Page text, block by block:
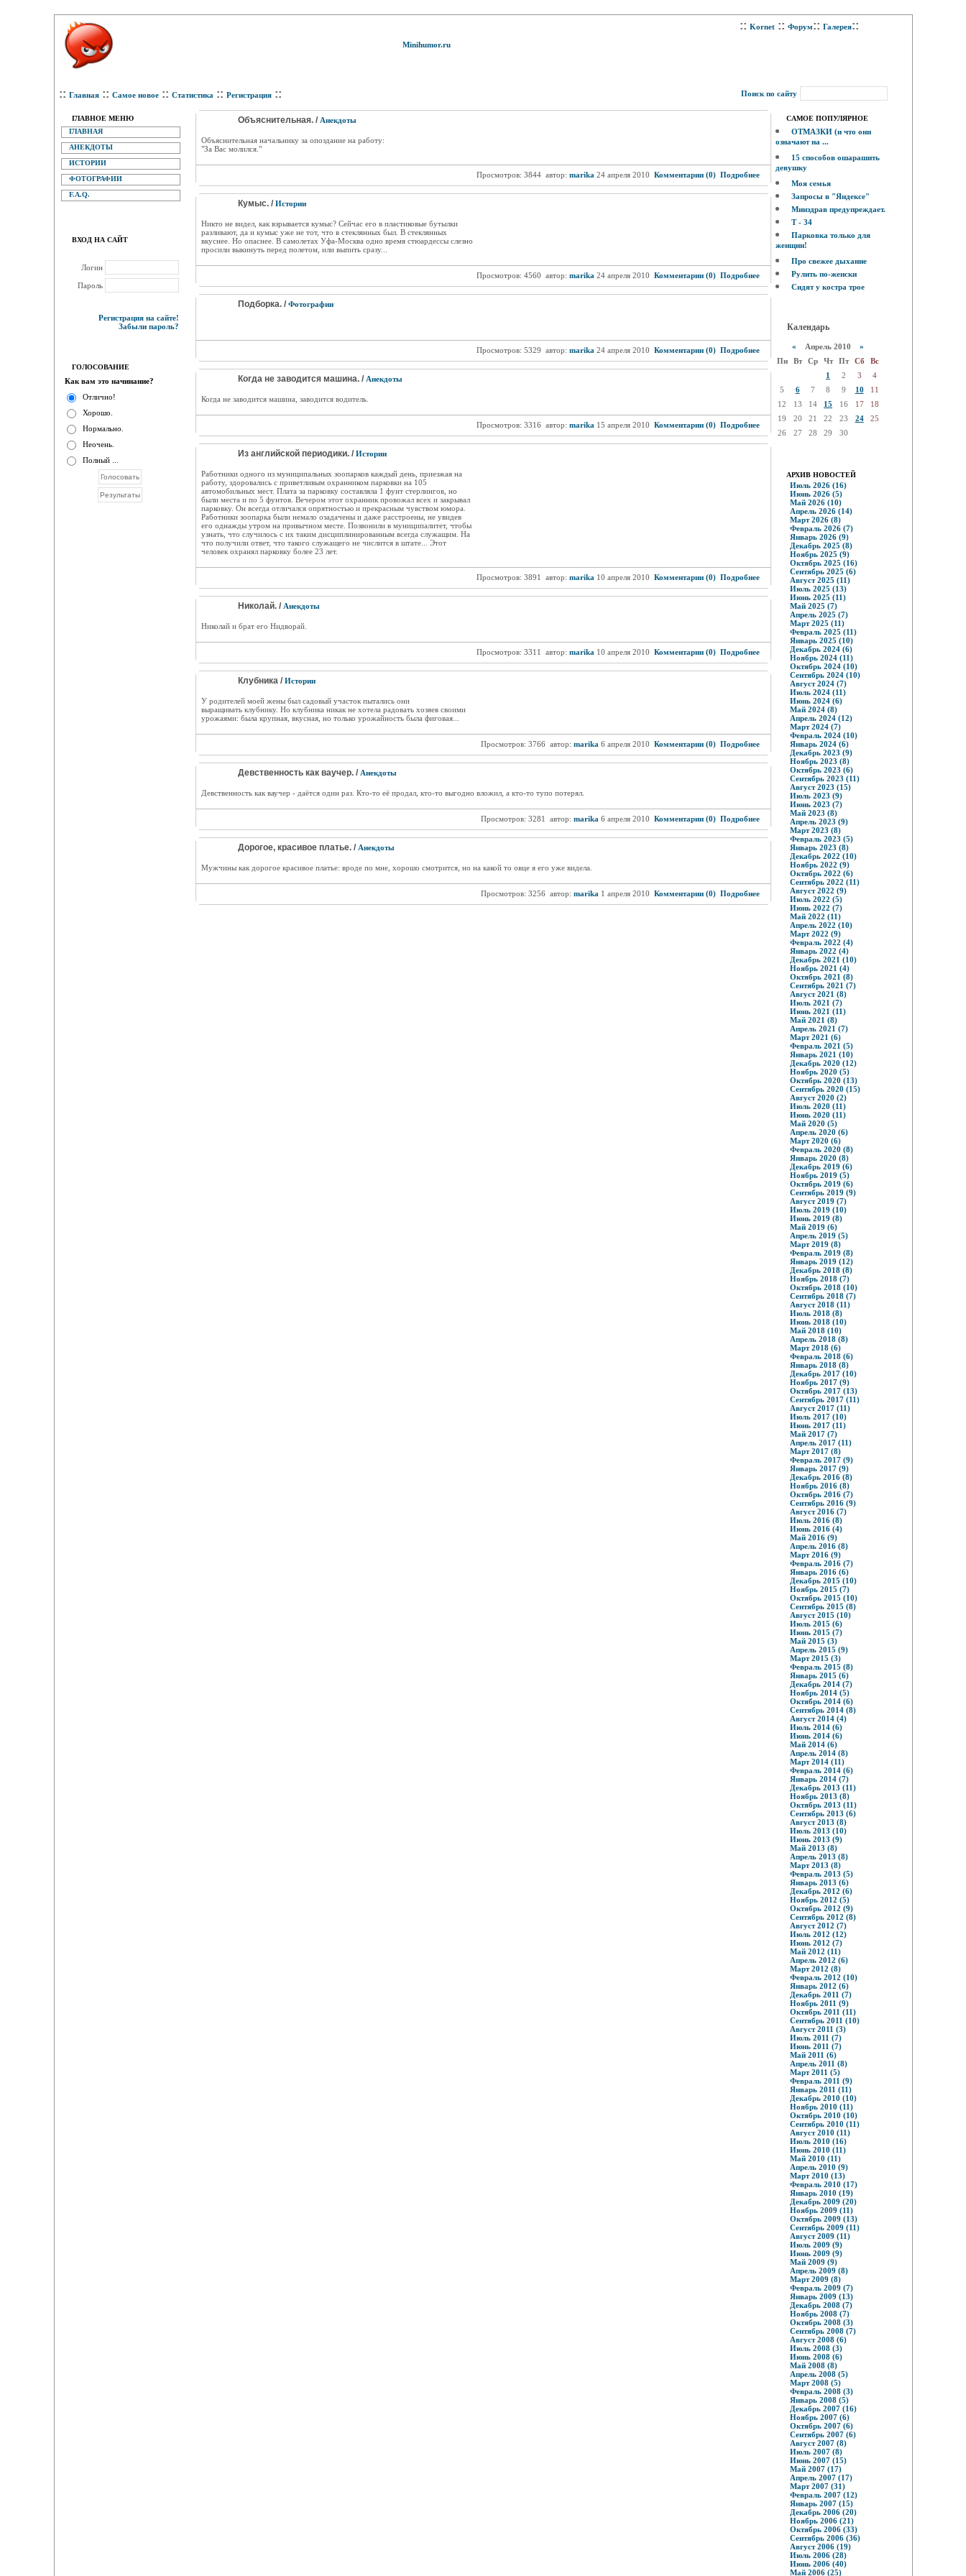
Minihumor.ru
:: Kornet :: Форум:: Галерея::
:: Главная :: Самое новое :: Статистика :: Регистрация :: Поиск по сайту
ГЛАВНОЕ МЕНЮ
ГЛАВНАЯ
АНЕКДОТЫ
ИСТОРИИ
ФОТОГРАФИИ
F.A.Q.
ВХОД НА САЙТ
Логин
Пароль
Регистрация на сайте!
Забыли пароль?
ГОЛОСОВАНИЕ
Как вам это начинание?
Отлично!
Хорошо.
Нормально.
Неочень.
Полный ...
Объяснительная. / Анекдоты
Объяснительная начальнику за опоздание на работу:
"За Вас молился."
Просмотров: 3844 автор: marika 24 апреля 2010 Комментарии (0) Подробнее
Кумыс. / Истории
Никто не видел, как взрывается кумыс? Сейчас его в пластиковые бутылки
разливают, да и кумыс уже не тот, что в стеклянных был. В стеклянных
вкуснее. Но опаснее. В самолетах Уфа-Москва одно время стюардессы слезно
просили выкинуть перед полетом, или выпить сразу...
Просмотров: 4560 автор: marika 24 апреля 2010 Комментарии (0) Подробнее
Подборка. / Фотографии
Просмотров: 5329 автор: marika 24 апреля 2010 Комментарии (0) Подробнее
Когда не заводится машина. / Анекдоты
Когда не заводится машина, заводится водитель.
Просмотров: 3316 автор: marika 15 апреля 2010 Комментарии (0) Подробнее
Из английской периодики. / Истории
Работники одного из муниципальных зоопарков каждый день, приезжая на
работу, здоровались с приветливым охранником парковки на 105
автомобильных мест. Плата за парковку составляла 1 фунт стерлингов, но
были места и по 5 фунтов. Вечером этот охранник провожал всех и закрывал
парковку. Он всегда отличался опрятностью и прекрасным чувством юмора.
Работники зоопарка были немало озадачены и даже расстроены, не увидев
его однажды утром на привычном месте. Позвонили в муниципалитет, чтобы
узнать, что случилось с их таким дисциплинированным всегда служащим. На
что получили ответ, что такого служащего не числится в штате... Этот
человек охранял парковку более 23 лет.
Просмотров: 3891 автор: marika 10 апреля 2010 Комментарии (0) Подробнее
Николай. / Анекдоты
Николай и брат его Нидворай.
Просмотров: 3311 автор: marika 10 апреля 2010 Комментарии (0) Подробнее
Клубника / Истории
У родителей моей жены был садовый участок пытались они
выращивать клубнику. Но клубника никак не хотела радовать хозяев своими
урожаями: была крупная, вкусная, но только урожайность была фиговая...
Просмотров: 3766 автор: marika 6 апреля 2010 Комментарии (0) Подробнее
Девственность как ваучер. / Анекдоты
Девственность как ваучер - даётся один раз. Кто-то её продал, кто-то выгодно вложил, а кто-то тупо потерял.
Просмотров: 3281 автор: marika 6 апреля 2010 Комментарии (0) Подробнее
Дорогое, красивое платье. / Анекдоты
Мужчины как дорогое красивое платье: вроде по мне, хорошо смотрится, но на какой то овце я его уже видела.
Просмотров: 3256 автор: marika 1 апреля 2010 Комментарии (0) Подробнее
САМОЕ ПОПУЛЯРНОЕ
ОТМАЗКИ (и что они
означают на ...
15 способов ошарашить
девушку
Моя семья
Запросы в "Яндексе"
Минздрав предупреждает.
Т - 34
Парковка только для
женщин!
Про свежее дыхание
Рулить по-женски
Сидят у костра трое
Календарь
« Апрель 2010 »
Пн
Вт Ср Чт Пт Сб
Вс
1
2 3
4
5
6 7 8 9 10
11
12
13 14 15 16 17
18
19
20 21 22 23 24
25
26
27 28 29 30
АРХИВ НОВОСТЕЙ
Июль 2026 (16)
Июнь 2026 (5)
Май 2026 (10)
Апрель 2026 (14)
Март 2026 (8)
Февраль 2026 (7)
Январь 2026 (9)
Декабрь 2025 (8)
Ноябрь 2025 (9)
Октябрь 2025 (16)
Сентябрь 2025 (6)
Август 2025 (11)
Июль 2025 (13)
Июнь 2025 (11)
Май 2025 (7)
Апрель 2025 (7)
Март 2025 (11)
Февраль 2025 (11)
Январь 2025 (10)
Декабрь 2024 (6)
Ноябрь 2024 (11)
Октябрь 2024 (10)
Сентябрь 2024 (10)
Август 2024 (7)
Июль 2024 (11)
Июнь 2024 (6)
Май 2024 (8)
Апрель 2024 (12)
Март 2024 (7)
Февраль 2024 (10)
Январь 2024 (6)
Декабрь 2023 (9)
Ноябрь 2023 (8)
Октябрь 2023 (6)
Сентябрь 2023 (11)
Август 2023 (15)
Июль 2023 (9)
Июнь 2023 (7)
Май 2023 (8)
Апрель 2023 (9)
Март 2023 (8)
Февраль 2023 (5)
Январь 2023 (8)
Декабрь 2022 (10)
Ноябрь 2022 (9)
Октябрь 2022 (6)
Сентябрь 2022 (11)
Август 2022 (9)
Июль 2022 (5)
Июнь 2022 (7)
Май 2022 (11)
Апрель 2022 (10)
Март 2022 (9)
Февраль 2022 (4)
Январь 2022 (4)
Декабрь 2021 (10)
Ноябрь 2021 (4)
Октябрь 2021 (8)
Сентябрь 2021 (7)
Август 2021 (8)
Июль 2021 (7)
Июнь 2021 (11)
Май 2021 (8)
Апрель 2021 (7)
Март 2021 (6)
Февраль 2021 (5)
Январь 2021 (10)
Декабрь 2020 (12)
Ноябрь 2020 (5)
Октябрь 2020 (13)
Сентябрь 2020 (15)
Август 2020 (2)
Июль 2020 (11)
Июнь 2020 (11)
Май 2020 (5)
Апрель 2020 (6)
Март 2020 (6)
Февраль 2020 (8)
Январь 2020 (8)
Декабрь 2019 (6)
Ноябрь 2019 (5)
Октябрь 2019 (6)
Сентябрь 2019 (9)
Август 2019 (7)
Июль 2019 (10)
Июнь 2019 (8)
Май 2019 (6)
Апрель 2019 (5)
Март 2019 (8)
Февраль 2019 (8)
Январь 2019 (12)
Декабрь 2018 (8)
Ноябрь 2018 (7)
Октябрь 2018 (10)
Сентябрь 2018 (7)
Август 2018 (11)
Июль 2018 (8)
Июнь 2018 (10)
Май 2018 (10)
Апрель 2018 (8)
Март 2018 (6)
Февраль 2018 (6)
Январь 2018 (8)
Декабрь 2017 (10)
Ноябрь 2017 (9)
Октябрь 2017 (13)
Сентябрь 2017 (11)
Август 2017 (11)
Июль 2017 (10)
Июнь 2017 (11)
Май 2017 (7)
Апрель 2017 (11)
Март 2017 (8)
Февраль 2017 (9)
Январь 2017 (9)
Декабрь 2016 (8)
Ноябрь 2016 (8)
Октябрь 2016 (7)
Сентябрь 2016 (9)
Август 2016 (7)
Июль 2016 (8)
Июнь 2016 (4)
Май 2016 (9)
Апрель 2016 (8)
Март 2016 (9)
Февраль 2016 (7)
Январь 2016 (6)
Декабрь 2015 (10)
Ноябрь 2015 (7)
Октябрь 2015 (10)
Сентябрь 2015 (8)
Август 2015 (10)
Июль 2015 (6)
Июнь 2015 (7)
Май 2015 (3)
Апрель 2015 (9)
Март 2015 (3)
Февраль 2015 (8)
Январь 2015 (6)
Декабрь 2014 (7)
Ноябрь 2014 (5)
Октябрь 2014 (6)
Сентябрь 2014 (8)
Август 2014 (4)
Июль 2014 (6)
Июнь 2014 (6)
Май 2014 (6)
Апрель 2014 (8)
Март 2014 (11)
Февраль 2014 (6)
Январь 2014 (7)
Декабрь 2013 (11)
Ноябрь 2013 (8)
Октябрь 2013 (11)
Сентябрь 2013 (6)
Август 2013 (8)
Июль 2013 (10)
Июнь 2013 (9)
Май 2013 (8)
Апрель 2013 (8)
Март 2013 (8)
Февраль 2013 (5)
Январь 2013 (6)
Декабрь 2012 (6)
Ноябрь 2012 (5)
Октябрь 2012 (9)
Сентябрь 2012 (8)
Август 2012 (7)
Июль 2012 (12)
Июнь 2012 (7)
Май 2012 (11)
Апрель 2012 (6)
Март 2012 (8)
Февраль 2012 (10)
Январь 2012 (6)
Декабрь 2011 (7)
Ноябрь 2011 (9)
Октябрь 2011 (11)
Сентябрь 2011 (10)
Август 2011 (3)
Июль 2011 (7)
Июнь 2011 (7)
Май 2011 (6)
Апрель 2011 (8)
Март 2011 (5)
Февраль 2011 (9)
Январь 2011 (11)
Декабрь 2010 (10)
Ноябрь 2010 (11)
Октябрь 2010 (10)
Сентябрь 2010 (11)
Август 2010 (11)
Июль 2010 (16)
Июнь 2010 (11)
Май 2010 (11)
Апрель 2010 (9)
Март 2010 (13)
Февраль 2010 (17)
Январь 2010 (19)
Декабрь 2009 (20)
Ноябрь 2009 (11)
Октябрь 2009 (13)
Сентябрь 2009 (11)
Август 2009 (11)
Июль 2009 (9)
Июнь 2009 (9)
Май 2009 (9)
Апрель 2009 (8)
Март 2009 (8)
Февраль 2009 (7)
Январь 2009 (13)
Декабрь 2008 (7)
Ноябрь 2008 (7)
Октябрь 2008 (3)
Сентябрь 2008 (7)
Август 2008 (6)
Июль 2008 (3)
Июнь 2008 (6)
Май 2008 (8)
Апрель 2008 (5)
Март 2008 (5)
Февраль 2008 (3)
Январь 2008 (5)
Декабрь 2007 (16)
Ноябрь 2007 (6)
Октябрь 2007 (6)
Сентябрь 2007 (6)
Август 2007 (8)
Июль 2007 (8)
Июнь 2007 (15)
Май 2007 (17)
Апрель 2007 (17)
Март 2007 (31)
Февраль 2007 (12)
Январь 2007 (15)
Декабрь 2006 (20)
Ноябрь 2006 (21)
Октябрь 2006 (33)
Сентябрь 2006 (36)
Август 2006 (19)
Июль 2006 (28)
Июнь 2006 (40)
Май 2006 (25)